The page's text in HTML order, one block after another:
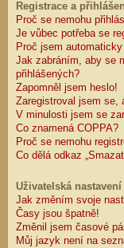
Registrace a
Proč se nemohu
Je vůbec potřeba se
Proč jsem
Jak zabráním, aby se
přihlášených?
Zapomněl jsem heslo!
Zaregistroval jsem se,
V minulosti jsem se
Co znamená COPPA?
Proč se nemohu
Co dělá odkaz
Uživatelská nastavení
Jak změním svoje
Časy jsou špatně!
Změnil jsem časové
Můj jazyk není na